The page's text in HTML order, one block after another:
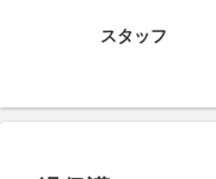
スタッフ